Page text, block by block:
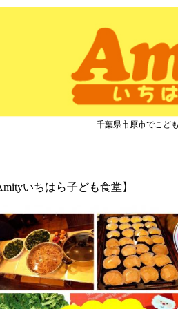
千葉県市原市でこど
いちはら子ども食堂】